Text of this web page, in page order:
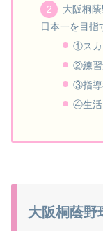
大阪桐
日本一を目指
①スカ
②練習
③指導
④生活
大阪桐蔭野